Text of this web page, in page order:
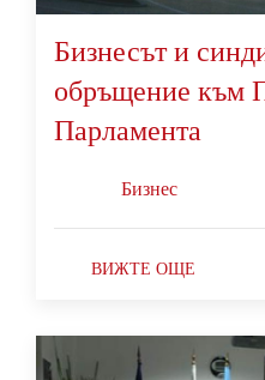
Бизнесът и
обръщение към
Парламента
Бизнес
ВИЖТЕ ОЩЕ